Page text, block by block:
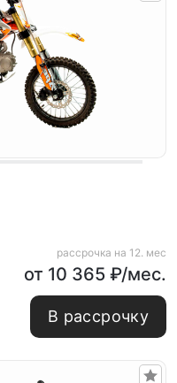
рассрочка на 12. мес
от 10 365 ₽/мес.
В рассрочку